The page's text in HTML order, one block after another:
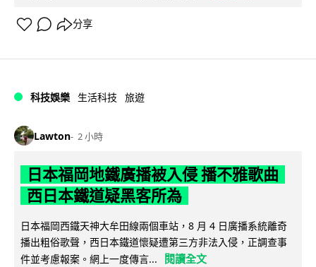
分享
科技娛樂 生活科技 旅遊
Lawton 2 小時
日本福岡地鐵廣播被入侵 播不雅歌曲
西日本鐵道疑黑客所為
日本福岡西鐵天神大牟田線兩個車站，8 月 4 日廣播系統離奇
播出粗俗歌聲，西日本鐵道懷疑遭第三方非法入侵，正調查事
件並考慮報案。網上一度傳言...
閱讀全文